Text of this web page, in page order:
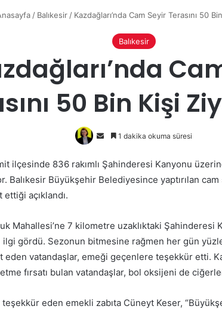
/ Balıkesir/ Kazdağları’nda Cam Seyir Terasını 50
Balıkesir
50 Bin Kişi
Bir
posta
göndermek
1 dakika okuma süresi
ilçesinde 836 rakımlı Şahinderesi Kanyonu
Balıkesir Büyükşehir Belediyesince yaptırılan cam
açıklandı.
Mahallesi’ne 7 kilometre uzaklıktaki Şahinderesi
ilgi gördü. Sezonun bitmesine rağmen her gün
eden vatandaşlar, emeği geçenlere teşekkür etti.
fırsatı bulan vatandaşlar, bol oksijeni de
eden emekli zabıta Cüneyt Keser,